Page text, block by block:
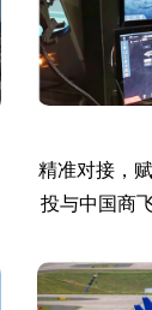
精准对接，
投与中国商
更新时间：